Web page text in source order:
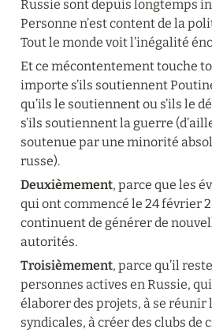
Russie sont depuis longtemps
Personne n’est content de la
Tout le monde voit l’inégalité
Et ce mécontentement touche
importe s’ils soutiennent
qu’ils le soutiennent ou s’ils le
s’ils soutiennent la guerre
soutenue par une minorité
russe).
Deuxièmement, parce que les
qui ont commencé le 24 février
continuent de générer de
autorités.
Troisièmement, parce qu’il
personnes actives en Russie,
élaborer des projets, à se réunir
syndicales, à créer des clubs de